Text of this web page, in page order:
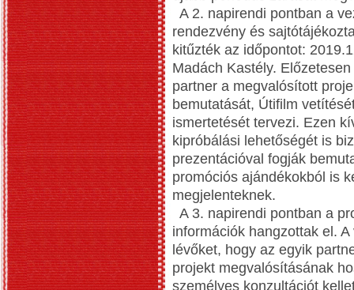
A 2. napirendi pontban a
rendezvény és
kitűzték az időpontot:
Madách Kastély.
partner a megvalósított
bemutatását, Útifilm
ismertetését tervezi. Ezen
kipróbálási lehetőségét is
prezentációval fogják
promóciós ajándékokból is
megjelenteknek.
A 3. napirendi pontban a
információk hangzottak el.
lévőket, hogy az egyik
projekt megvalósításának
személyes konzultációt